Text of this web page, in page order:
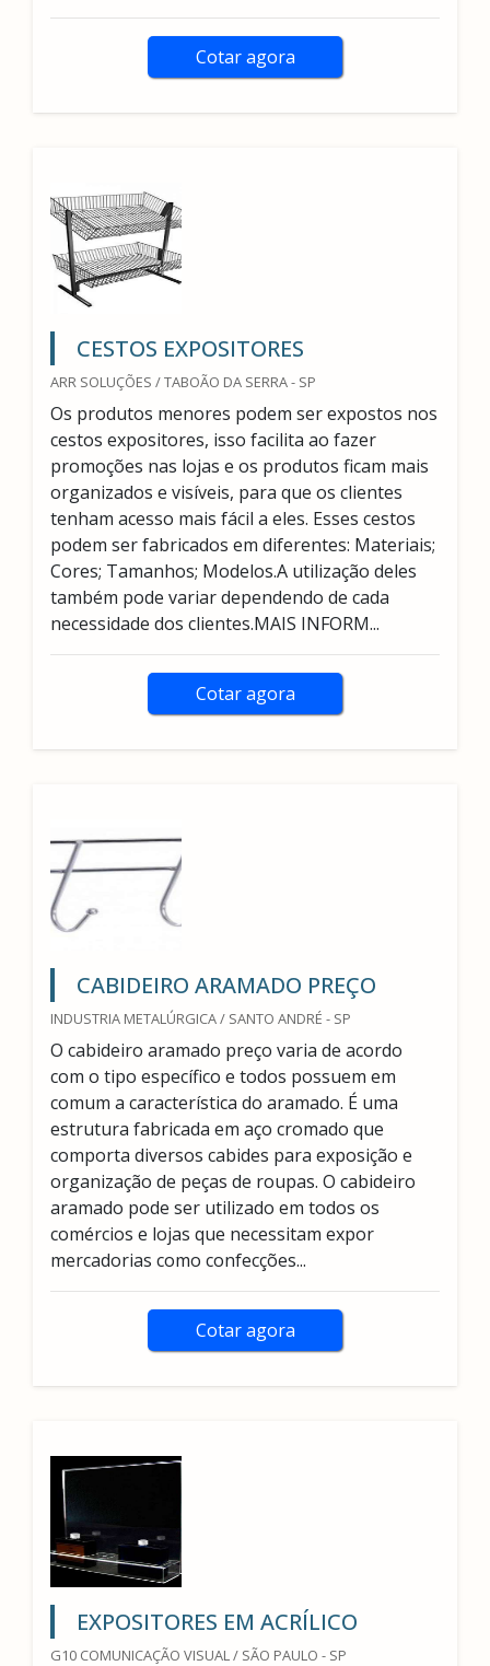
Cotar agora
CESTOS EXPOSITORES
ARR SOLUÇÕES / TABOÃO DA SERRA - SP
Os produtos menores podem ser expostos nos
cestos expositores, isso facilita ao fazer
promoções nas lojas e os produtos ficam mais
organizados e visíveis, para que os clientes
tenham acesso mais fácil a eles. Esses cestos
podem ser fabricados em diferentes: Materiais;
Cores; Tamanhos; Modelos.A utilização deles
também pode variar dependendo de cada
necessidade dos clientes.MAIS INFORM...
Cotar agora
CABIDEIRO ARAMADO PREÇO
INDUSTRIA METALÚRGICA / SANTO ANDRÉ - SP
O cabideiro aramado preço varia de acordo
com o tipo específico e todos possuem em
comum a característica do aramado. É uma
estrutura fabricada em aço cromado que
comporta diversos cabides para exposição e
organização de peças de roupas. O cabideiro
aramado pode ser utilizado em todos os
comércios e lojas que necessitam expor
mercadorias como confecções...
Cotar agora
EXPOSITORES EM ACRÍLICO
G10 COMUNICAÇÃO VISUAL / SÃO PAULO - SP